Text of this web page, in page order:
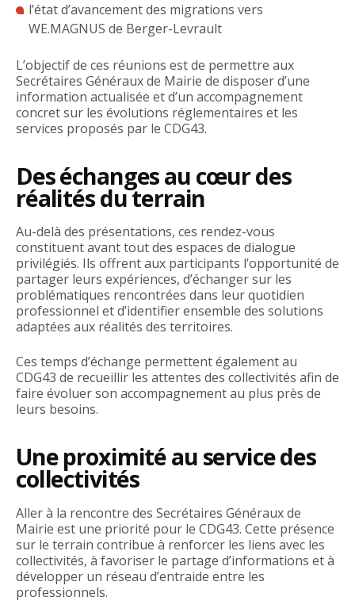
l’état d’avancement des migrations vers
WE.MAGNUS de Berger-Levrault
L’objectif de ces réunions est de permettre aux
Secrétaires Généraux de Mairie de disposer d’une
information actualisée et d’un accompagnement
concret sur les évolutions réglementaires et les
services proposés par le CDG43.
Des échanges au cœur des
réalités du terrain
Au-delà des présentations, ces rendez-vous
constituent avant tout des espaces de dialogue
privilégiés. Ils offrent aux participants l’opportunité de
partager leurs expériences, d’échanger sur les
problématiques rencontrées dans leur quotidien
professionnel et d’identifier ensemble des solutions
adaptées aux réalités des territoires.
Ces temps d’échange permettent également au
CDG43 de recueillir les attentes des collectivités afin de
faire évoluer son accompagnement au plus près de
leurs besoins.
Une proximité au service des
collectivités
Aller à la rencontre des Secrétaires Généraux de
Mairie est une priorité pour le CDG43. Cette présence
sur le terrain contribue à renforcer les liens avec les
collectivités, à favoriser le partage d’informations et à
développer un réseau d’entraide entre les
professionnels.